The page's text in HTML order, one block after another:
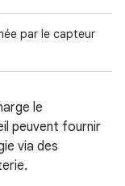
par le capteur
le
peuvent fournir
via des